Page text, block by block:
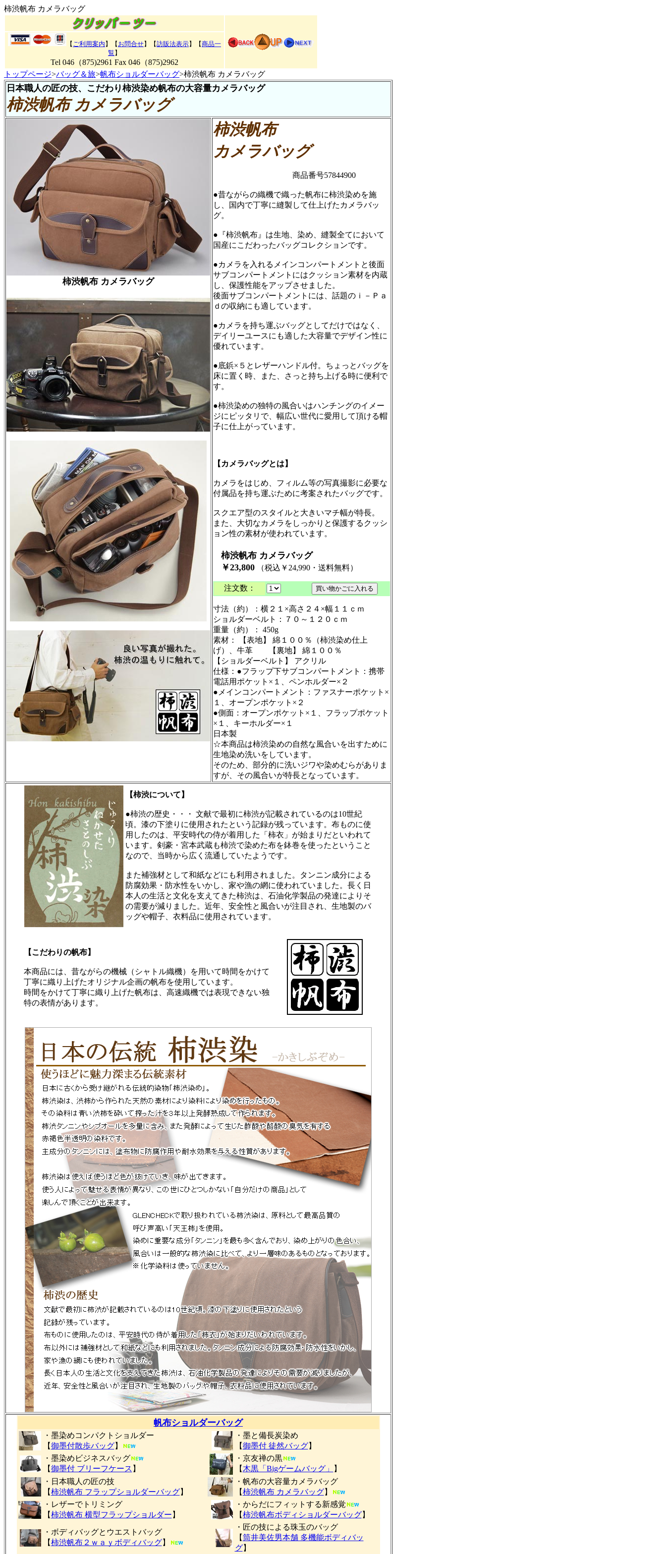
柿渋帆布 カメラバッグ
【 ご利用案内 】【 お問合せ】【訪販法表示】【商品一
覧 】
Tel 046（875)2961 Fax 046（875)2962
トップページ>バッグ＆旅>帆布ショルダーバッグ>柿渋帆布 カメラバッグ
日本職人の匠の技、こだわり柿渋染め帆布の大容量カメラバッグ
柿渋帆布 カメラバッグ
柿渋帆布 カメラバッグ
柿渋帆布
カメラバッグ
商品番号57844900
●昔ながらの織機で織った帆布に柿渋染めを施
し、国内で丁寧に縫製して仕上げたカメラバッ
グ。
●『柿渋帆布』は生地、染め、縫製全てにおいて
国産にこだわったバッグコレクションです。
●カメラを入れるメインコンパートメントと後面
サブコンパートメントにはクッション素材を内蔵
し、保護性能をアップさせました。
後面サブコンパートメントには、話題のｉ－Ｐａ
ｄの収納にも適しています。
●カメラを持ち運ぶバッグとしてだけではなく、
デイリーユースにも適した大容量でデザイン性に
優れています。
●底鋲×５とレザーハンドル付。ちょっとバッグを
床に置く時、また、さっと持ち上げる時に便利で
す。
●柿渋染めの独特の風合いはハンチングのイメー
ジにピッタリで、幅広い世代に愛用して頂ける帽
子に仕上がっています。
【カメラバッグとは】
カメラをはじめ、フィルム等の写真撮影に必要な
付属品を持ち運ぶために考案されたバッグです。
スクエア型のスタイルと大きいマチ幅が特長。
また、大切なカメラをしっかりと保護するクッシ
ョン性の素材が使われています。
柿渋帆布 カメラバッグ
￥23,800 （税込￥24,990・送料無料）
注文数：
寸法（約）：横２１×高さ２４×幅１１ｃｍ
ショルダーベルト：７０～１２０ｃｍ
重量（約）： 450g
素材： 【表地】 綿１００％（柿渋染め仕上
げ）、牛革 【裏地】 綿１００％
【ショルダーベルト】 アクリル
仕様：●フラップ下サブコンパートメント：携帯
電話用ポケット×１、ペンホルダー×２
●メインコンパートメント：ファスナーポケット×
１、オープンポケット×２
●側面：オープンポケット×１、フラップポケット
×１、キーホルダー×１
日本製
☆本商品は柿渋染めの自然な風合いを出すために
生地染め洗いをしています。
そのため、部分的に洗いジワや染めむらがありま
すが、その風合いが特長となっています。
【柿渋について】
●柿渋の歴史・・・ 文献で最初に柿渋が記載されているのは10世紀
頃。漆の下塗りに使用されたという記録が残っています。布ものに使
用したのは、平安時代の侍が着用した「柿衣」が始まりだといわれて
います。剣豪・宮本武蔵も柿渋で染めた布を鉢巻を使ったということ
なので、当時から広く流通していたようです。
また補強材として和紙などにも利用されました。タンニン成分による
防腐効果・防水性をいかし、家や漁の網に使われていました。長く日
本人の生活と文化を支えてきた柿渋は、石油化学製品の発達によりそ
の需要が減りました。近年、安全性と風合いが注目され、生地製のバ
ッグや帽子、衣料品に使用されています。
【こだわりの帆布】
本商品には、昔ながらの機械（シャトル織機）を用いて時間をかけて
丁寧に織り上げたオリジナル企画の帆布を使用しています。
時間をかけて丁寧に織り上げた帆布は、高速織機では表現できない独
特の表情があります。
帆布ショルダーバッグ
・墨染めコンパクトショルダー
【御墨付散歩バッグ】
・墨と備長炭染め
【御墨付 徒然バッグ】
・墨染めビジネスバッグ
【御墨付 ブリーフケース 】
・京友禅の黒
【 木黒「Bigゲームバッグ」
】
・日本職人の匠の技
【柿渋帆布 フラップショルダーバッグ】
・帆布の大容量カメラバッグ
【柿渋帆布 カメラバッグ】
・レザーでトリミング
【柿渋帆布 横型フラップショルダー 】
・からだにフィットする新感覚
【柿渋帆布ボディショルダーバッグ】
・ボディバッグとウエストバッグ
【柿渋帆布２ｗａｙボディバッグ】
・匠の技による珠玉のバッグ
【筒井美佐男本舗 多機能ボディバッ
グ】